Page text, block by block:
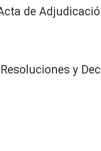
de
y